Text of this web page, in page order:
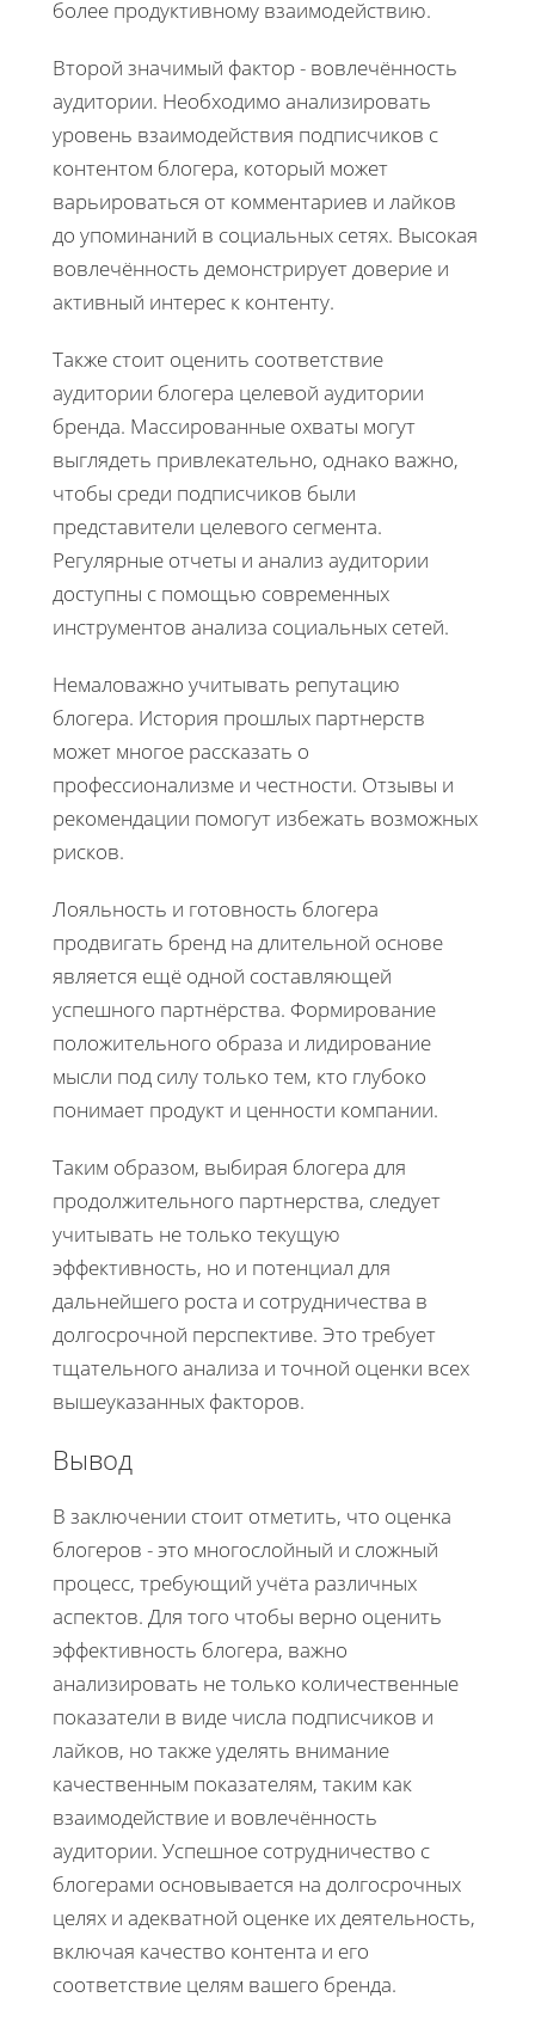
более продуктивному взаимодействию.
Второй значимый фактор - вовлечённость
аудитории. Необходимо анализировать
уровень взаимодействия подписчиков с
контентом блогера, который может
варьироваться от комментариев и лайков
до упоминаний в социальных сетях. Высокая
вовлечённость демонстрирует доверие и
активный интерес к контенту.
Также стоит оценить соответствие
аудитории блогера целевой аудитории
бренда. Массированные охваты могут
выглядеть привлекательно, однако важно,
чтобы среди подписчиков были
представители целевого сегмента.
Регулярные отчеты и анализ аудитории
доступны с помощью современных
инструментов анализа социальных сетей.
Немаловажно учитывать репутацию
блогера. История прошлых партнерств
может многое рассказать о
профессионализме и честности. Отзывы и
рекомендации помогут избежать возможных
рисков.
Лояльность и готовность блогера
продвигать бренд на длительной основе
является ещё одной составляющей
успешного партнёрства. Формирование
положительного образа и лидирование
мысли под силу только тем, кто глубоко
понимает продукт и ценности компании.
Таким образом, выбирая блогера для
продолжительного партнерства, следует
учитывать не только текущую
эффективность, но и потенциал для
дальнейшего роста и сотрудничества в
долгосрочной перспективе. Это требует
тщательного анализа и точной оценки всех
вышеуказанных факторов.
Вывод
В заключении стоит отметить, что оценка
блогеров - это многослойный и сложный
процесс, требующий учёта различных
аспектов. Для того чтобы верно оценить
эффективность блогера, важно
анализировать не только количественные
показатели в виде числа подписчиков и
лайков, но также уделять внимание
качественным показателям, таким как
взаимодействие и вовлечённость
аудитории. Успешное сотрудничество с
блогерами основывается на долгосрочных
целях и адекватной оценке их деятельность,
включая качество контента и его
соответствие целям вашего бренда.